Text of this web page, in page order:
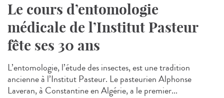
Le cours d’entomologie
médicale de l’Institut Pasteur
fête ses 30 ans
L’entomologie, l’étude des insectes, est une tradition
ancienne à l’Institut Pasteur. Le pasteurien Alphonse
Laveran, à Constantine en Algérie, a le premier...